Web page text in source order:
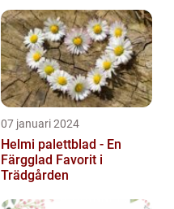
07 januari 2024
Helmi palettblad - En
Färgglad Favorit i
Trädgården